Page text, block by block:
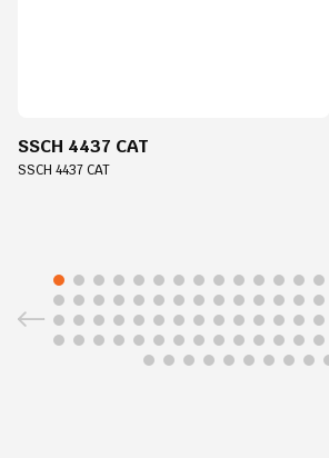
SSCH 4437 CAT
SSCH 4437 CAT